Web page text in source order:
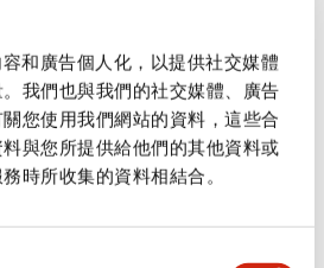
和廣告個人化，以提供社交媒體
我們也與我們的社交媒體、廣告
您使用我們網站的資料，這些合
與您所提供給他們的其他資料或
時所收集的資料相結合。
φ22 XW系列 停止用開關 XW1E-
BV404MFY